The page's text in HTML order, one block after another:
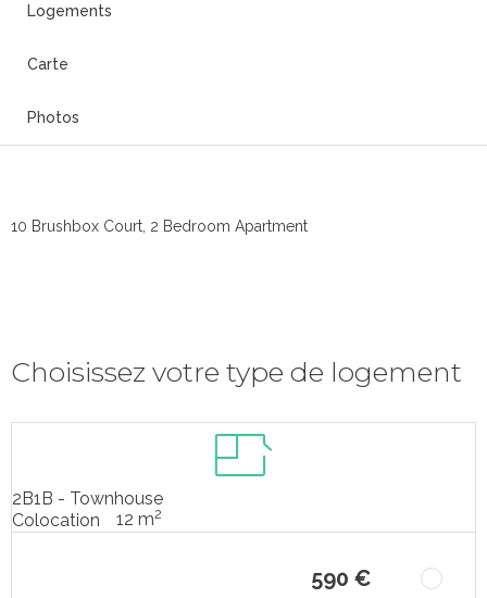
Logements
Carte
Photos
10 Brushbox Court, 2 Bedroom Apartment
Choisissez votre type de logement
2B1B - Townhouse
Colocation
12 m2
590 €